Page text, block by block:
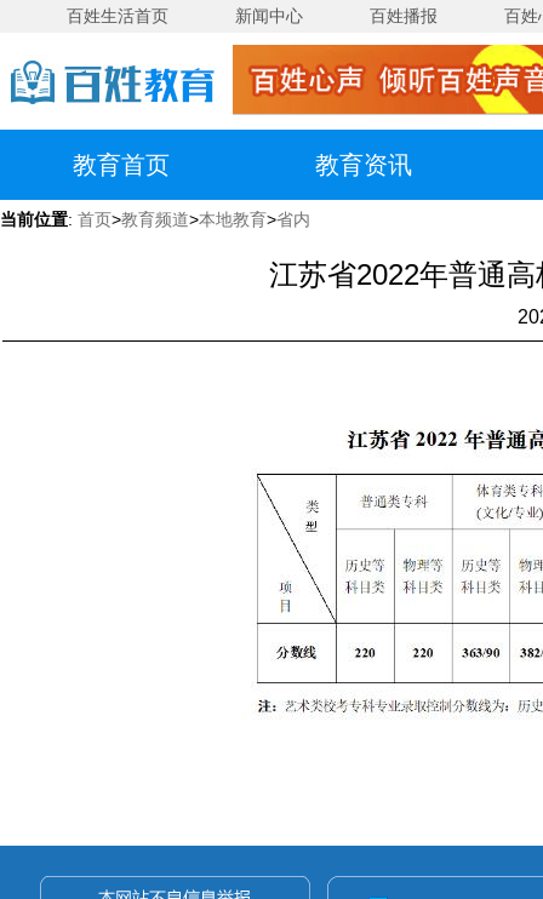
百姓生活首页 新闻中心 百姓播报 百姓
教育首页 教育资讯
当前位置: 首页>教育频道>本地教育>省内
江苏省2022年普通